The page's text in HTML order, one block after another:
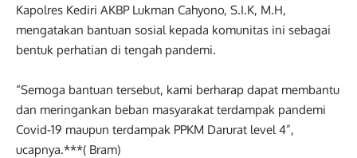
Kapolres Kediri AKBP Lukman Cahyono, S.I.K, M.H,
mengatakan bantuan sosial kepada komunitas ini sebagai
bentuk perhatian di tengah pandemi.
“Semoga bantuan tersebut, kami berharap dapat membantu
dan meringankan beban masyarakat terdampak pandemi
Covid-19 maupun terdampak PPKM Darurat level 4”,
ucapnya.***( Bram)